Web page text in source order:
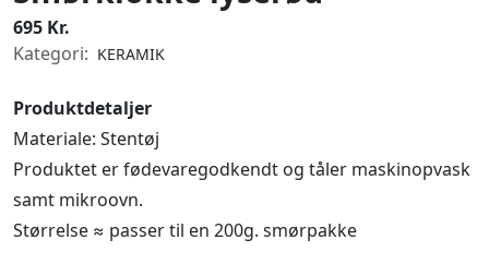
695 Kr.
Kategori: KERAMIK
Produktdetaljer
Materiale: Stentøj
Produktet er fødevaregodkendt og tåler maskinopvask
samt mikroovn.
Størrelse ≈ passer til en 200g. smørpakke